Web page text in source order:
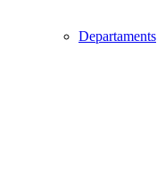
Departaments